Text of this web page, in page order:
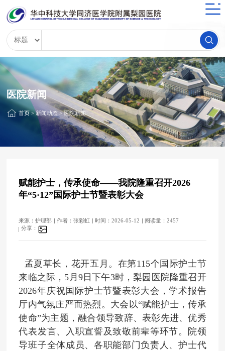
医院新闻
首页>新闻动态>医院新闻
赋能护士，传承使命——我院隆重召开2026
年“5·12”国际护士节暨表彰大会
来源：护理部 作者：张彩虹 时间：2026-05-12
阅读量：2457
分享：
孟夏草长，花开五月。在第115个国际护士节
来临之际，5月9日下午3时，梨园医院隆重召开
2026年庆祝国际护士节暨表彰大会，学术报告
厅内气氛庄严而热烈。大会以“赋能护士，传承
使命”为主题，融合领导致辞、表彰先进、优秀
代表发言、入职宣誓及致敬前辈等环节。院领
导班子全体成员、各职能部门负责人、护士代